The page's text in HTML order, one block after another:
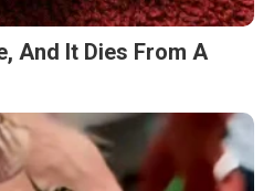
And It Dies From A